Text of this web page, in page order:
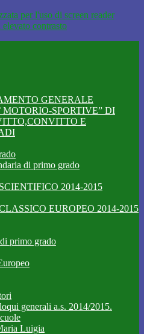
per l'uso di screen reader
contrasto
GENERALE
MOTORIO-SPORTIVE” DI
E
di primo grado
2014-2015
EUROPEO 2014-2015
primo grado
generali a.s. 2014/2015.
Luigia